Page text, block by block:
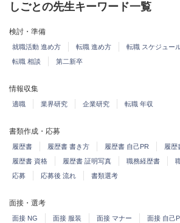
しごとの先生キーワード一覧
検討・準備
就職活動 進め方 転職 進め方 転職 スケジュー
転職 相談
第二新卒
情報収集
適職 業界研究 企業研究 転職 年収
書類作成・応募
履歴書 履歴書 書き方 履歴書 自己PR
履歴
履歴書 資格
履歴書 証明写真 職務経歴書
応募
応募後 流れ 書類選考
面接・選考
面接 NG 面接 服装 面接 マナー 面接 自己